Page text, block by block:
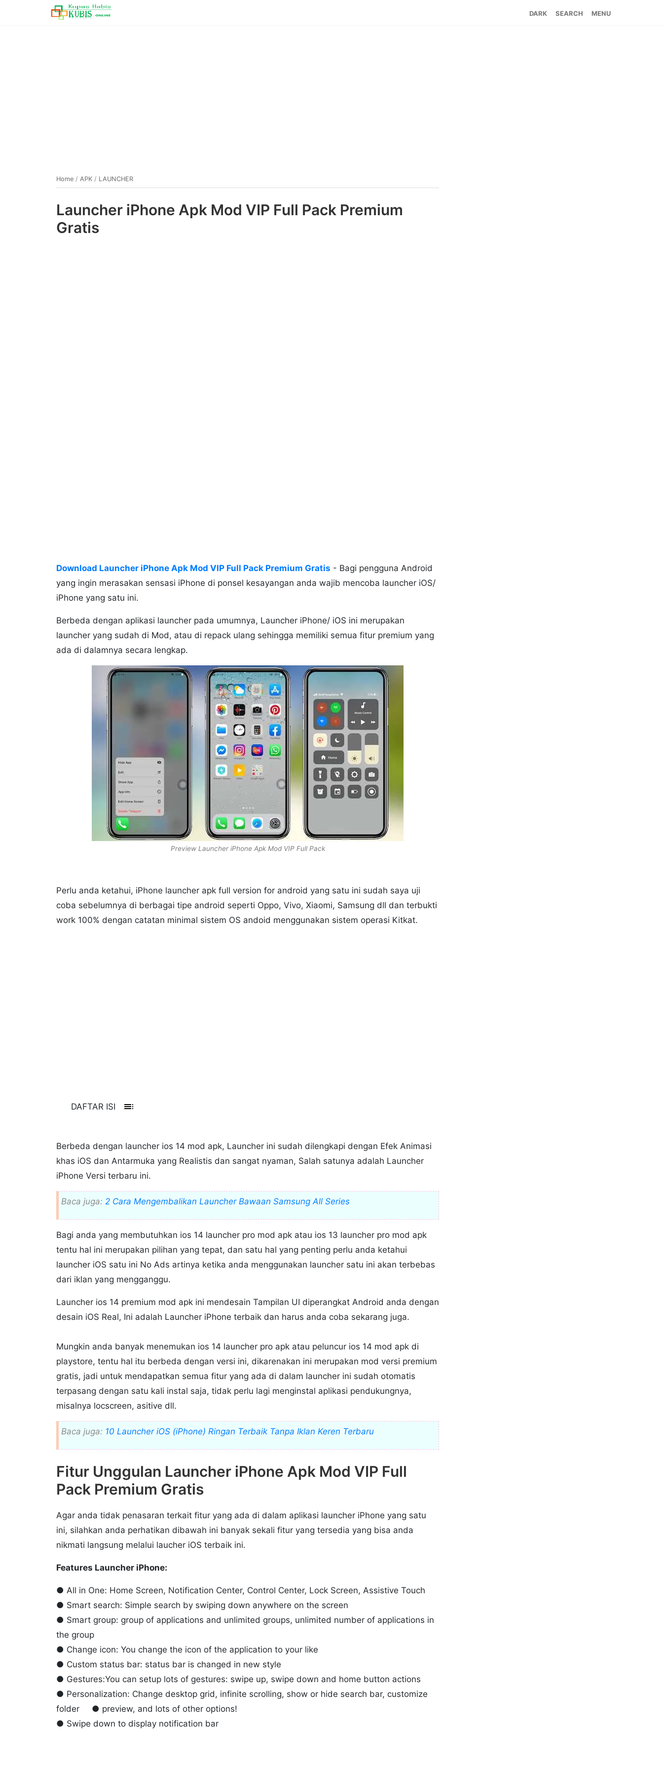
SEARCH MENU
Home / APK / LAUNCHER
Launcher iPhone Apk Mod VIP Full Pack Premium
Gratis
Download Launcher iPhone Apk Mod VIP Full Pack Premium Gratis - Bagi pengguna Android
yang ingin merasakan sensasi iPhone di ponsel kesayangan anda wajib mencoba launcher iOS/
iPhone yang satu ini.
Berbeda dengan aplikasi launcher pada umumnya, Launcher iPhone/ iOS ini merupakan
launcher yang sudah di Mod, atau di repack ulang sehingga memiliki semua fitur premium yang
ada di dalamnya secara lengkap.
Preview Launcher iPhone Apk Mod VIP Full Pack
Perlu anda ketahui, iPhone launcher apk full version for android yang satu ini sudah saya uji
coba sebelumnya di berbagai tipe android seperti Oppo, Vivo, Xiaomi, Samsung dll dan terbukti
work 100% dengan catatan minimal sistem OS andoid menggunakan sistem operasi Kitkat.
DAFTAR ISI toc
Berbeda dengan launcher ios 14 mod apk, Launcher ini sudah dilengkapi dengan Efek Animasi
khas iOS dan Antarmuka yang Realistis dan sangat nyaman, Salah satunya adalah Launcher
iPhone Versi terbaru ini.
Baca juga: 2 Cara Mengembalikan Launcher Bawaan Samsung All Series
Bagi anda yang membutuhkan ios 14 launcher pro mod apk atau ios 13 launcher pro mod apk
tentu hal ini merupakan pilihan yang tepat, dan satu hal yang penting perlu anda ketahui
launcher iOS satu ini No Ads artinya ketika anda menggunakan launcher satu ini akan terbebas
dari iklan yang mengganggu.
Launcher ios 14 premium mod apk ini mendesain Tampilan UI diperangkat Android anda dengan
desain iOS Real, Ini adalah Launcher iPhone terbaik dan harus anda coba sekarang juga.
Mungkin anda banyak menemukan ios 14 launcher pro apk atau peluncur ios 14 mod apk di
playstore, tentu hal itu berbeda dengan versi ini, dikarenakan ini merupakan mod versi premium
gratis, jadi untuk mendapatkan semua fitur yang ada di dalam launcher ini sudah otomatis
terpasang dengan satu kali instal saja, tidak perlu lagi menginstal aplikasi pendukungnya,
misalnya locscreen, asitive dll.
Baca juga: 10 Launcher iOS (iPhone) Ringan Terbaik Tanpa Iklan Keren Terbaru
Fitur Unggulan Launcher iPhone Apk Mod VIP Full
Pack Premium Gratis
Agar anda tidak penasaran terkait fitur yang ada di dalam aplikasi launcher iPhone yang satu
ini, silahkan anda perhatikan dibawah ini banyak sekali fitur yang tersedia yang bisa anda
nikmati langsung melalui laucher iOS terbaik ini.
Features Launcher iPhone:
● All in One: Home Screen, Notification Center, Control Center, Lock Screen, Assistive Touch
● Smart search: Simple search by swiping down anywhere on the screen
● Smart group: group of applications and unlimited groups, unlimited number of applications in
the group
● Change icon: You change the icon of the application to your like
● Custom status bar: status bar is changed in new style
● Gestures:You can setup lots of gestures: swipe up, swipe down and home button actions
● Personalization: Change desktop grid, infinite scrolling, show or hide search bar, customize
folder ● preview, and lots of other options!
● Swipe down to display notification bar